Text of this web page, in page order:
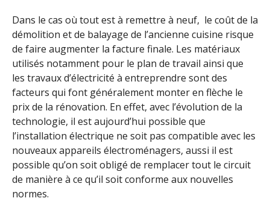
Dans le cas où tout est à remettre à neuf, le coût de la
démolition et de balayage de l’ancienne cuisine risque
de faire augmenter la facture finale. Les matériaux
utilisés notamment pour le plan de travail ainsi que
les travaux d’électricité à entreprendre sont des
facteurs qui font généralement monter en flèche le
prix de la rénovation. En effet, avec l’évolution de la
technologie, il est aujourd’hui possible que
l’installation électrique ne soit pas compatible avec les
nouveaux appareils électroménagers, aussi il est
possible qu’on soit obligé de remplacer tout le circuit
de manière à ce qu’il soit conforme aux nouvelles
normes.